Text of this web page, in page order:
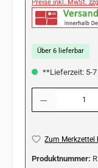
Preise inkl. MwSt.
Über 6 lieferbar
**Lieferzeit: 5-7
Produkt Anzahl: Gib
Zum Merkzettel
Produktnummer: